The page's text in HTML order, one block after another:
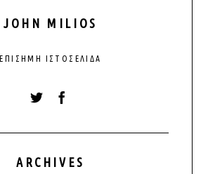
JOHN MILIOS
ΕΠΊΣΗΜΗ ΙΣΤΟΣΕΛΊΔΑ
ARCHIVES